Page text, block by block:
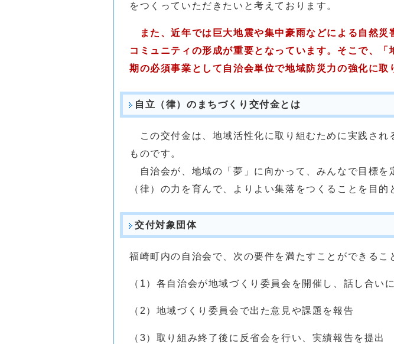
をつくっていただきたいと考えております。
また、近年では巨大地震や集中豪雨などによる自然
コミュニティの形成が重要となっています。そこで、
期の必須事業として自治会単位で地域防災力の強化に取
自立（律）のまちづくり交付金とは
この交付金は、地域活性化に取り組むために実践され
ものです。
自治会が、地域の「夢」に向かって、みんなで目標を
（律）の力を育んで、よりよい集落をつくることを目的
交付対象団体
福崎町内の自治会で、次の要件を満たすことができるこ
（1）各自治会が地域づくり委員会を開催し、話し合い
（2）地域づくり委員会で出た意見や課題を報告
（3）取り組み終了後に反省会を行い、実績報告を提出